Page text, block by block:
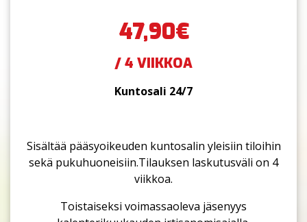
47,90€
/ 4 VIIKKOA
Kuntosali 24/7
Sisältää pääsyoikeuden kuntosalin yleisiin tiloihin
sekä pukuhuoneisiin.Tilauksen laskutusväli on 4
viikkoa.
Toistaiseksi voimassaoleva jäsenyys